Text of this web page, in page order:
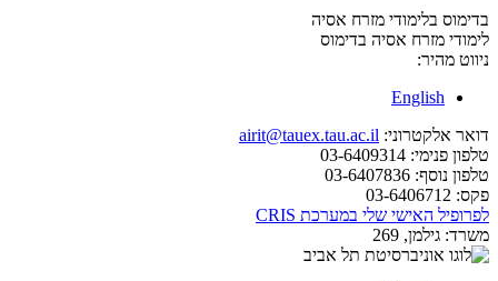
בדימוס בלימודי מזרח אסיה
לימודי מזרח אסיה בדימוס
ניווט מהיר:
English
דואר אלקטרוני: airit@tauex.tau.ac.il
טלפון פנימי:
טלפון נוסף:
פקס:
לפרופיל האישי שלי במערכת CRIS
משרד: גילמן, 269